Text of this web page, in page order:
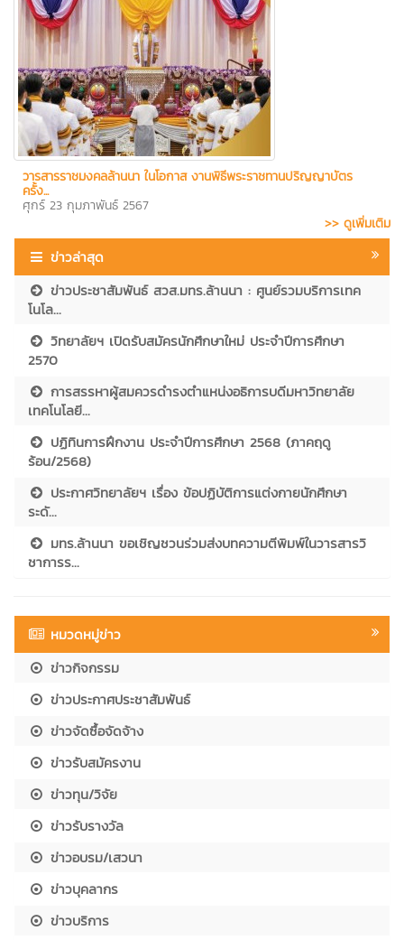
วารสารราชมงคลล้านนา ในโอกาส งานพิธีพระราชทานปริญญาบัตร
ครั้ง...
ศุกร์ 23 กุมภาพันธ์ 2567
>> ดูเพิ่มเติม
ข่าวล่าสุด
ข่าวประชาสัมพันธ์ สวส.มทร.ล้านนา : ศูนย์รวมบริการเทค
โนโล...
วิทยาลัยฯ เปิดรับสมัครนักศึกษาใหม่ ประจำปีการศึกษา
2570
การสรรหาผู้สมควรดำรงตำแหน่งอธิการบดีมหาวิทยาลัย
เทคโนโลยี...
ปฏิทินการฝึกงาน ประจำปีการศึกษา 2568 (ภาคฤดู
ร้อน/2568)
ประกาศวิทยาลัยฯ เรื่อง ข้อปฏิบัติการแต่งกายนักศึกษา
ระดั...
มทร.ล้านนา ขอเชิญชวนร่วมส่งบทความตีพิมพ์ในวารสารวิ
ชาการร...
หมวดหมู่ข่าว
ข่าวกิจกรรม
ข่าวประกาศประชาสัมพันธ์
ข่าวจัดซื้อจัดจ้าง
ข่าวรับสมัครงาน
ข่าวทุน/วิจัย
ข่าวรับรางวัล
ข่าวอบรม/เสวนา
ข่าวบุคลากร
ข่าวบริการ